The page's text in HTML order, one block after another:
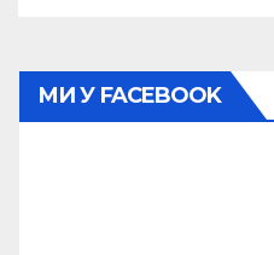
МИ У FACEBOOK